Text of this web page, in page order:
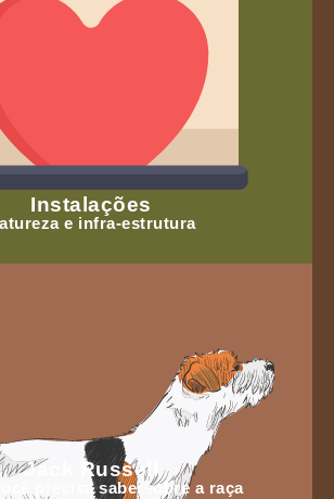
Instalações
e infra-estrutura
Jack Russell
precisa sabersobre a raça